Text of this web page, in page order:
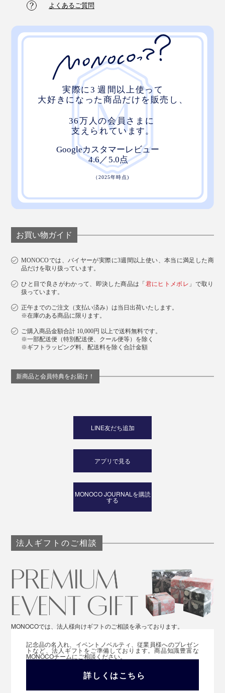
よくあるご質問
お買い物ガイド
MONOCOでは、バイヤーが実際に3週間以上使い、本当に満足した商
品だけを取り扱っています。
ひと目で良さがわかって、即決した商品は「 君にヒトメボレ 」で取り
扱っています。
正午までのご注文（支払い済み）は当日出荷いたします。
※在庫のある商品に限ります。
ご購入商品金額合計 10,000円 以上で送料無料です。
※一部配送便（特別配送便、クール便等）を除く
※ギフトラッピング料、配送料を除く合計金額
新商品と会員特典をお届け！
LINE友だち追加
アプリで見る
MONOCO JOURNALを購読
する
法人ギフトのご相談
MONOCOでは、法人様向けギフトのご相談を承っております。
記念品の名入れ、イベントノベルティ、従業員様へのプレゼン
トなど、法人ギフトをご準備しております。商品知識豊富な
MONOCOチームにご相談ください。
詳しくはこちら